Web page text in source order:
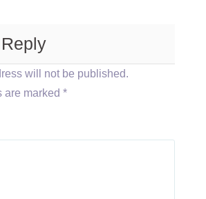
will not be published.
are marked *